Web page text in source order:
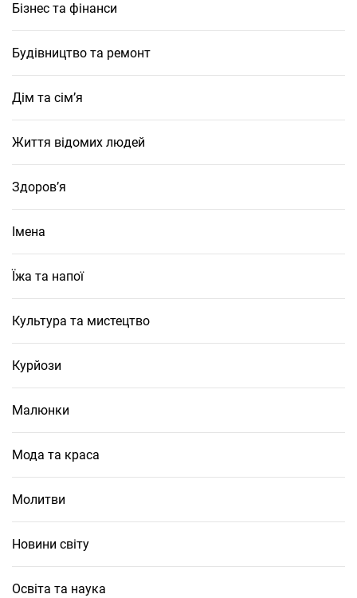
Бізнес та фінанси
Будівництво та ремонт
Дім та сім’я
Життя відомих людей
Здоров’я
Імена
Їжа та напої
Культура та мистецтво
Курйози
Малюнки
Мода та краса
Молитви
Новини світу
Освіта та наука